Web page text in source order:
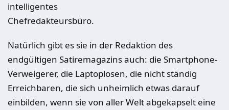
intelligentes
Chefredakteursbüro.
Natürlich gibt es sie in der Redaktion des
endgültigen Satiremagazins auch: die Smartphone-
Verweigerer, die Laptoplosen, die nicht ständig
Erreichbaren, die sich unheimlich etwas darauf
einbilden, wenn sie von aller Welt abgekapselt eine